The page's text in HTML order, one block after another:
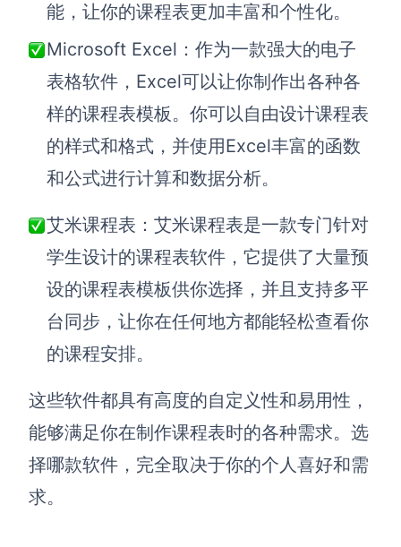
能，让你的课程表更加丰富和个性化。
Microsoft Excel：作为一款强大的电子
表格软件，Excel可以让你制作出各种各
样的课程表模板。你可以自由设计课程表
的样式和格式，并使用Excel丰富的函数
和公式进行计算和数据分析。
艾米课程表：艾米课程表是一款专门针对
学生设计的课程表软件，它提供了大量预
设的课程表模板供你选择，并且支持多平
台同步，让你在任何地方都能轻松查看你
的课程安排。
这些软件都具有高度的自定义性和易用性，
能够满足你在制作课程表时的各种需求。选
择哪款软件，完全取决于你的个人喜好和需
求。